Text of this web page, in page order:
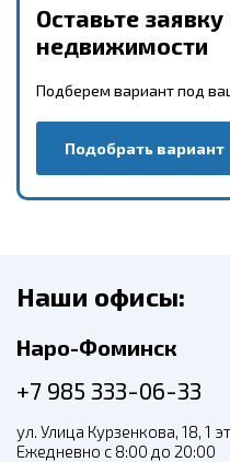
Оставьте
недвижимости
Подберем вариант под
Подобрать вариант
Наши офисы:
Наро-Фоминск
+7 985 333-06-33
ул. Улица Курзенкова, 18, 1
Ежедневно с 8:00 до 20:00